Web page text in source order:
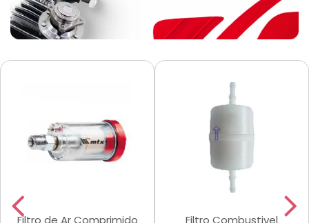
Filtro de Ar Comprimido
Filtro Combustivel